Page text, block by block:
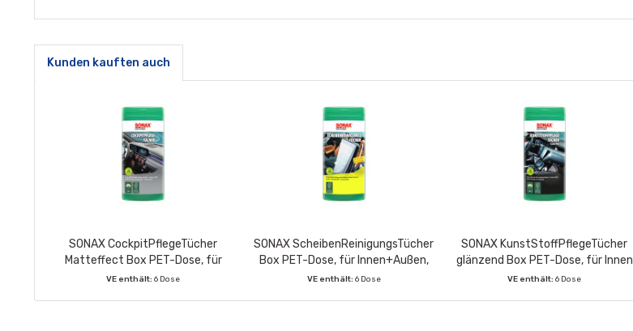
Kunden kauften auch
SONAX CockpitPflegeTücher
Matteffect Box PET-Dose, für
Innen & Außen, 25 Feuchttücher
VE enthält:6 Dose
SONAX ScheibenReinigungsTücher
Box PET-Dose, für Innen+Außen,
25 Feuchttücher
VE enthält: 6 Dose
SONAX KunstStoffPflegeTücher
glänzend Box PET-Dose, für Innen
& Außen, 25 Feuchttücher
VE enthält:6 Dose